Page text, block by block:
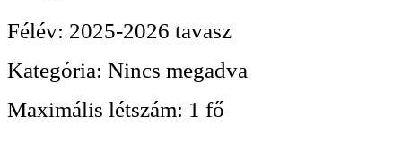
Félév: 2025-2026 tavasz
Kategória: Nincs megadva
Maximális létszám: 1 fő